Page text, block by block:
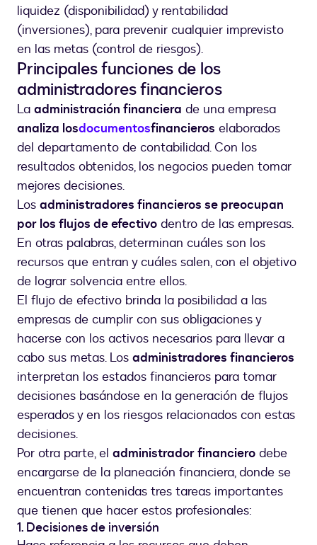
liquidez (disponibilidad) y rentabilidad
(inversiones), para prevenir cualquier imprevisto
en las metas (control de riesgos).
Principales funciones de los
administradores financieros
La administración financiera de una empresa
analiza losdocumentosfinancieros elaborados
del departamento de contabilidad. Con los
resultados obtenidos, los negocios pueden tomar
mejores decisiones.
Los administradores financieros se preocupan
por los flujos de efectivo dentro de las empresas.
En otras palabras, determinan cuáles son los
recursos que entran y cuáles salen, con el objetivo
de lograr solvencia entre ellos.
El flujo de efectivo brinda la posibilidad a las
empresas de cumplir con sus obligaciones y
hacerse con los activos necesarios para llevar a
cabo sus metas. Los administradores financieros
interpretan los estados financieros para tomar
decisiones basándose en la generación de flujos
esperados y en los riesgos relacionados con estas
decisiones.
Por otra parte, el administrador financiero debe
encargarse de la planeación financiera, donde se
encuentran contenidas tres tareas importantes
que tienen que hacer estos profesionales:
1. Decisiones de inversión